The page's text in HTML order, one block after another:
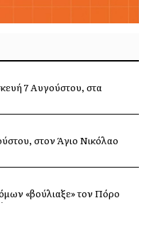
7 Αυγούστου, στα
στον Άγιο Νικόλαο
«βούλιαξε» τον Πόρο